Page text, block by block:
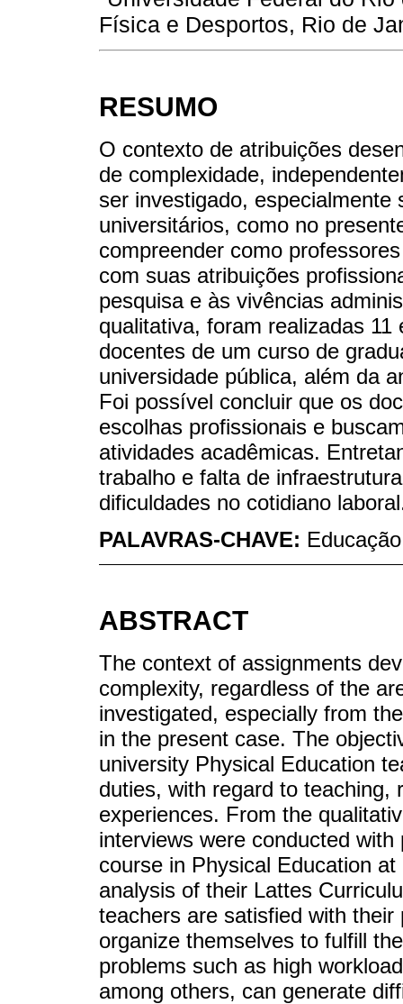
Física e Desportos, Rio de
RESUMO
O contexto de atribuições
de complexidade,
ser investigado,
universitários, como no
compreender como
com suas atribuições
pesquisa e às vivências
qualitativa, foram realizadas
docentes de um curso de
universidade pública, além da
Foi possível concluir que os
escolhas profissionais e
atividades acadêmicas.
trabalho e falta de
dificuldades no cotidiano
PALAVRAS-CHAVE:
ABSTRACT
The context of assignments
complexity, regardless of the
investigated, especially from
in the present case. The
university Physical Education
duties, with regard to teaching,
experiences. From the
interviews were conducted
course in Physical Education
analysis of their Lattes
teachers are satisfied with
organize themselves to fulfill
problems such as high
among others, can generate